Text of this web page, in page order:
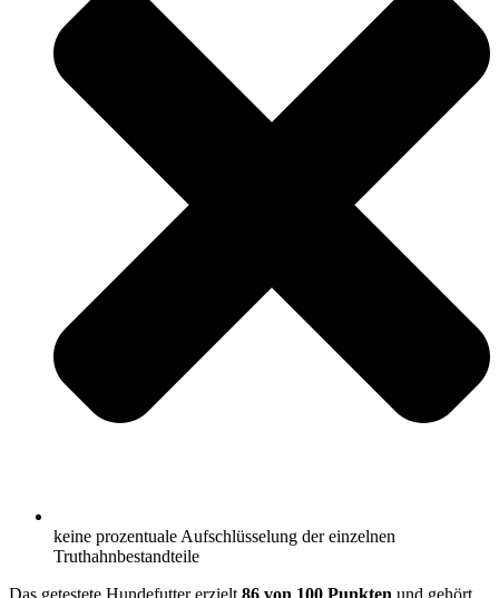
keine prozentuale Aufschlüsselung der einzelnen
Truthahnbestandteile
Das getestete Hundefutter erzielt 86 von 100 Punkten und gehört